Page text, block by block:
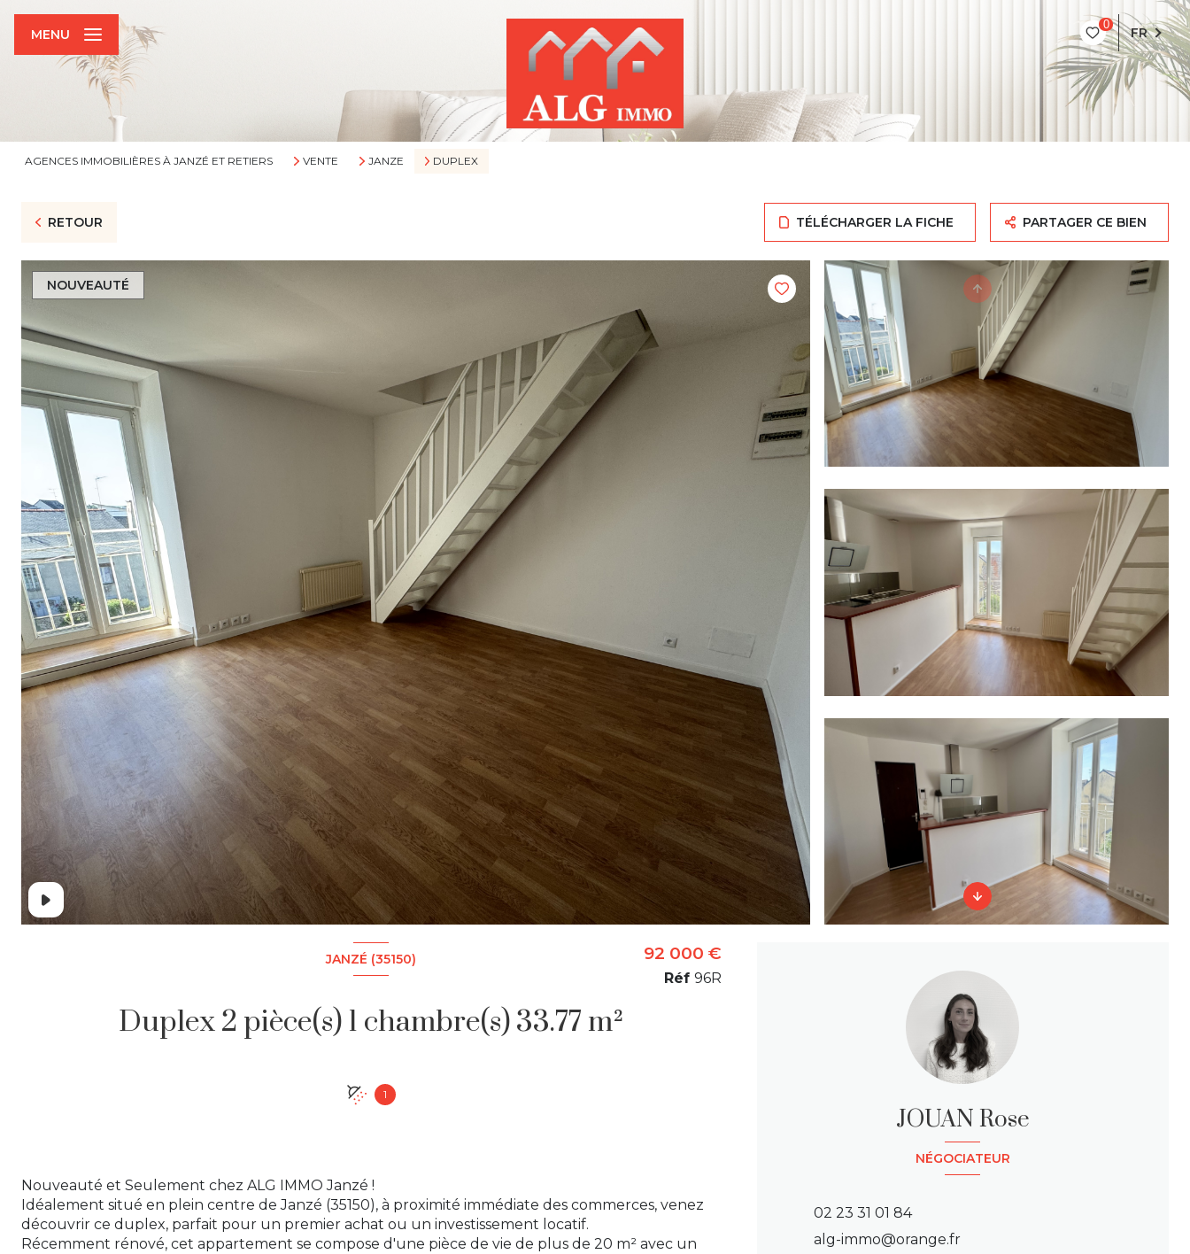
0
FR
MENU
AGENCES IMMOBILIÈRES À JANZÉ ET RETIERS VENTE JANZE DUPLEX
RETOUR TÉLÉCHARGER LA FICHE PARTAGER CE BIEN
NOUVEAUTÉ
JANZÉ (35150)
Duplex 2 pièce(s) 1 chambre(s) 33.77 m²
1
92 000 €
Réf 96R
Nouveauté et Seulement chez ALG IMMO Janzé !
Idéalement situé en plein centre de Janzé (35150), à proximité immédiate des commerces, venez
découvrir ce duplex, parfait pour un premier achat ou un investissement locatif.
Récemment rénové, cet appartement se compose d'une pièce de vie de plus de 20 m² avec un
NÉGOCIATEUR
JOUAN Rose
02 23 31 01 84
alg-immo@orange.fr